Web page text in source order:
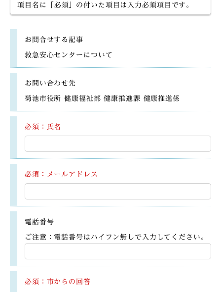
項目名に「必須」の付いた項目は入力必須項目です。
お問合せする記事
救急安心センターについて
お問い合わせ先
菊池市役所 健康福祉部 健康推進課 健康推進係
必須：氏名
必須：メールアドレス
電話番号
ご注意：電話番号はハイフン無しで入力してください。
必須：市からの回答